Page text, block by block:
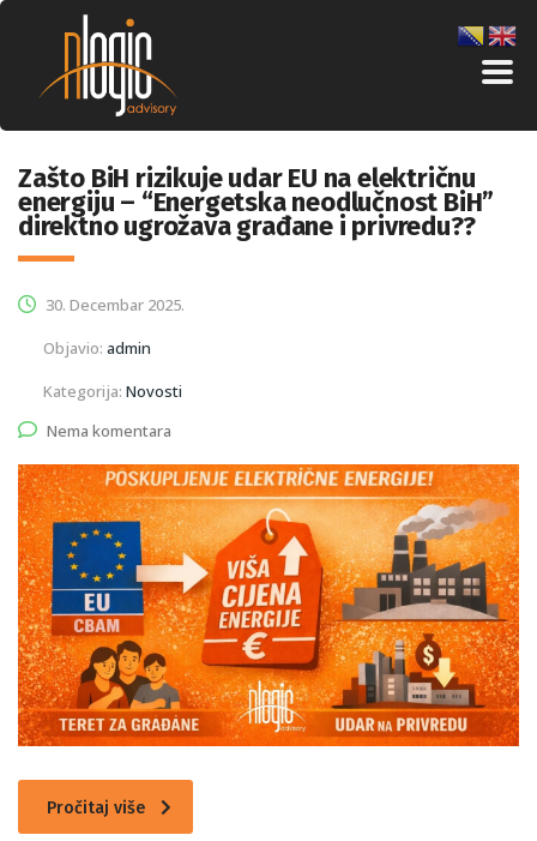
Zašto BiH rizikuje udar EU na električnu
energiju – “Energetska neodlučnost BiH”
direktno ugrožava građane i privredu??
30. Decembar 2025.
Objavio: admin
Kategorija: Novosti
Nema komentara
Pročitaj više